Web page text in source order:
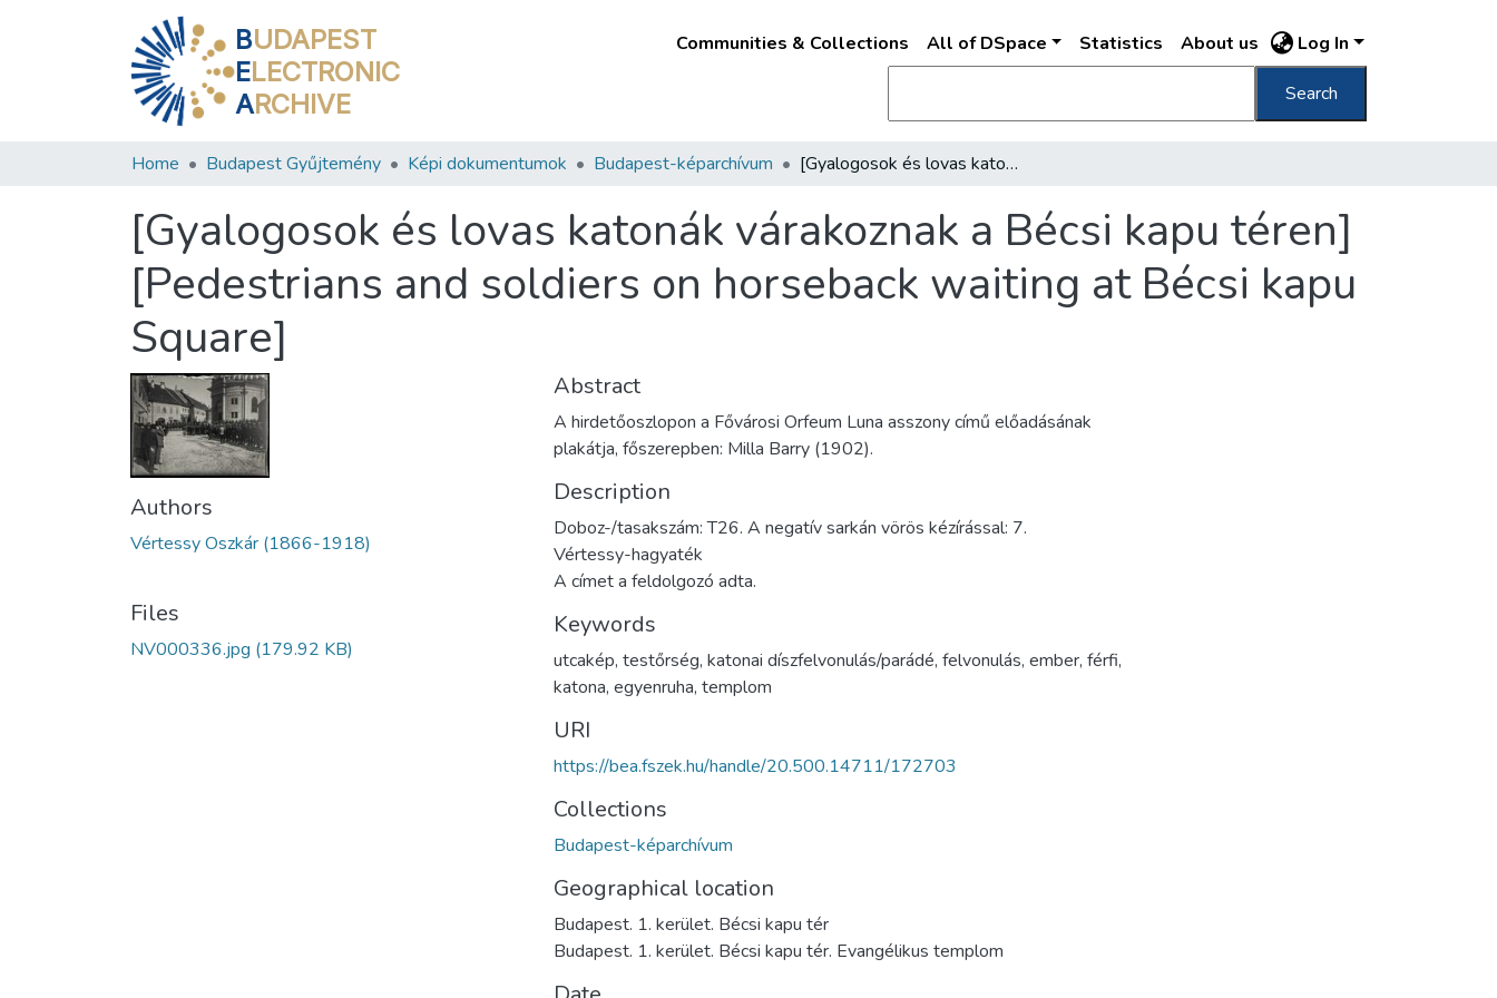
BUDAPEST
ELECTRONIC
ARCHIVE
Communities & Collections All of DSpace Statistics About us Log In
Search
Home Budapest Gyűjtemény Képi dokumentumok Budapest-képarchívum [Gyalogosok és lovas katonák várakoznak a Bécsi kapu téren] [Pedestrians and soldiers on horseback waiting at Bécsi kapu Square]
[Gyalogosok és lovas katonák várakoznak a Bécsi kapu téren]
[Pedestrians and soldiers on horseback waiting at Bécsi kapu
Square]
Authors
Vértessy Oszkár (1866-1918)
Files
NV000336.jpg (179.92 KB)
Abstract
A hirdetőoszlopon a Fővárosi Orfeum Luna asszony című előadásának
plakátja, főszerepben: Milla Barry (1902).
Description
Doboz-/tasakszám: T26. A negatív sarkán vörös kézírással: 7.
Vértessy-hagyaték
A címet a feldolgozó adta.
Keywords
utcakép, testőrség, katonai díszfelvonulás/parádé, felvonulás, ember, férfi,
katona, egyenruha, templom
URI
https://bea.fszek.hu/handle/20.500.14711/172703
Collections
Budapest-képarchívum
Geographical location
Budapest. 1. kerület. Bécsi kapu tér
Budapest. 1. kerület. Bécsi kapu tér. Evangélikus templom